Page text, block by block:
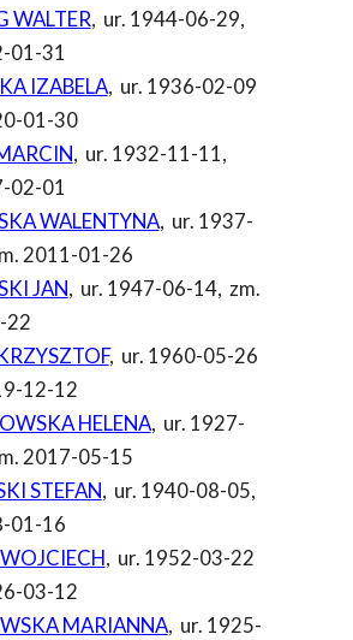
WALTER, ur. 1944-06-29,
01-31
IZABELA, ur. 1936-02-09
01-30
, ur. 1932-11-11,
02-01
WALENTYNA, ur. 1937-
2011-01-26
JAN, ur. 1947-06-14, zm.
22
, ur. 1960-05-26
12-12
HELENA, ur. 1927-
2017-05-15
STEFAN, ur. 1940-08-05,
01-16
, ur. 1952-03-22
03-12
MARIANNA, ur. 1925-